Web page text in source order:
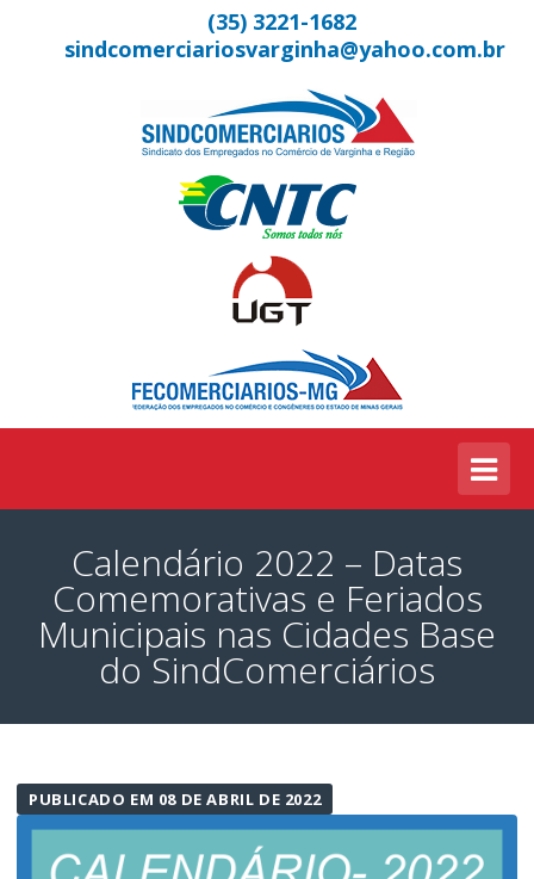
(35) 3221-1682
sindcomerciariosvarginha@yahoo.com.br
Calendário 2022 – Datas
Comemorativas e Feriados
Municipais nas Cidades Base
do SindComerciários
PUBLICADO EM 08 DE ABRIL DE 2022